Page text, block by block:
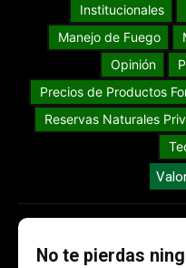
Institucionales
Manejo de Fuego
Opinión
Precios de Productos
Reservas Naturales
No te pierdas